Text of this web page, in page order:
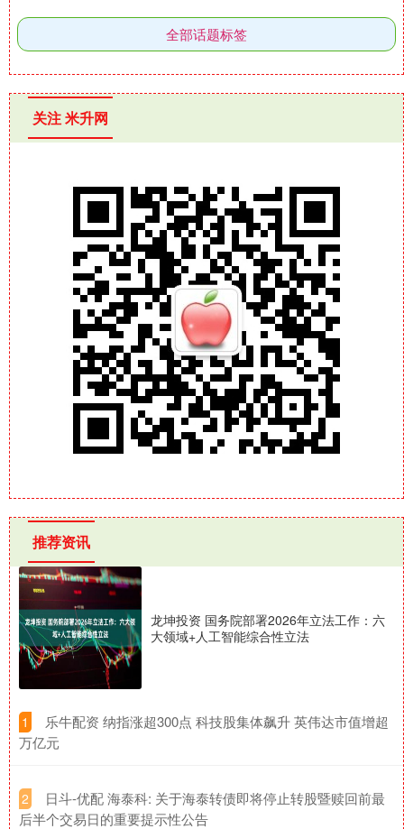
全部话题标签
关注 米升网
推荐资讯
龙坤投资 国务院部署2026年立法工作：六
大领域+人工智能综合性立法
1
​乐牛配资 纳指涨超300点 科技股集体飙升 英伟达市值增超
万亿元
2
​日斗-优配 海泰科: 关于海泰转债即将停止转股暨赎回前最
后半个交易日的重要提示性公告